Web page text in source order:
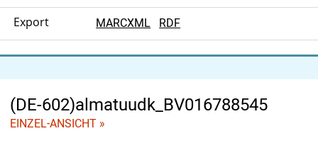
Export MARCXML RDF
(DE-602)almatuudk_BV016788545
EINZEL-ANSICHT »